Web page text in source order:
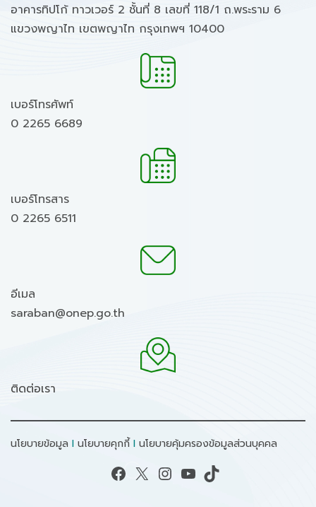
อาคารทิปโก้ ทาวเวอร์ 2 ชั้นที่ 8 เลขที่ 118/1 ถ.พระราม 6
แขวงพญาไท เขตพญาไท กรุงเทพฯ 10400
เบอร์โทรศัพท์
0 2265 6689
เบอร์โทรสาร
0 2265 6511
อีเมล
saraban@onep.go.th
ติดต่อเรา
นโยบายข้อมูล I นโยบายคุกกี้ I นโยบายคุ้มครองข้อมูลส่วนบุคคล
Facebook X Instagram YouTube TikTok